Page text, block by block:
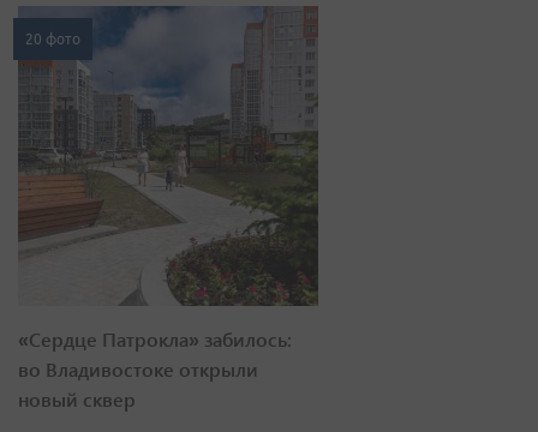
20 фото
«Сердце Патрокла» забилось:
во Владивостоке открыли
новый сквер